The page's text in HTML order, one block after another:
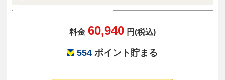
料金 60,940 円(税込)
554 ポイント貯まる